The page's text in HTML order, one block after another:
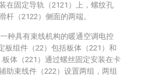
在固定导轨（2121）上，螺纹孔
杆（2122）侧面的两端。
种具有束线机构的暖通空调电控
板组件（22）包括板体（221）和
体（221）通过螺丝固定安装在卡
助束线件（222）设置两组，两组